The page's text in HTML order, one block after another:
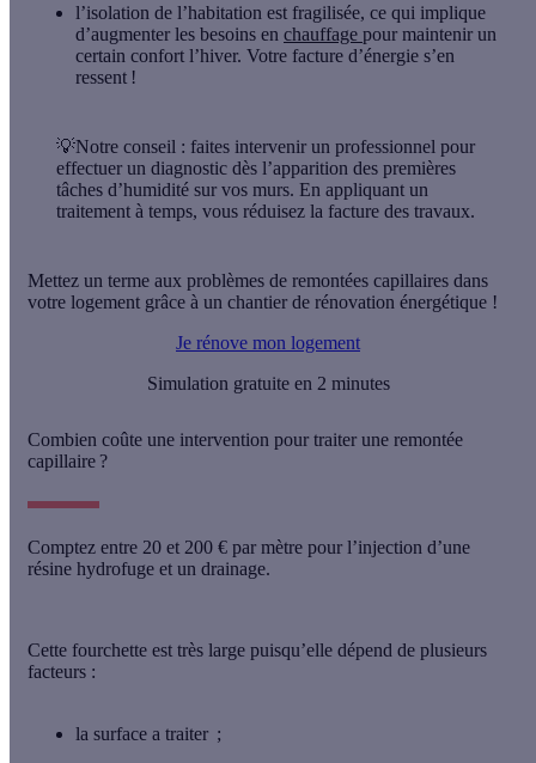
l’isolation de l’habitation est fragilisée, ce qui implique
d’augmenter les besoins en chauffage pour maintenir un
certain confort l’hiver. Votre facture d’énergie s’en
ressent !
💡Notre conseil : faites intervenir un professionnel pour
effectuer un diagnostic dès l’apparition des premières
tâches d’humidité sur vos murs. En appliquant un
traitement à temps, vous réduisez la facture des travaux.
Mettez un terme aux problèmes de remontées capillaires dans
votre logement grâce à un chantier de rénovation énergétique !
Je rénove mon logement
Simulation gratuite en 2 minutes
Combien coûte une intervention pour traiter une remontée
capillaire ?
Comptez entre 20 et 200 € par mètre pour l’injection d’une
résine hydrofuge et un drainage.
Cette fourchette est très large puisqu’elle dépend de plusieurs
facteurs :
la surface a traiter ;